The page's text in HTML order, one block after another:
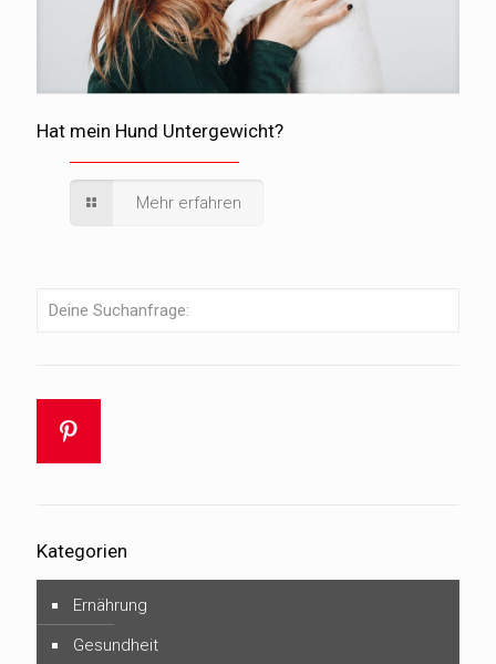
Hat mein Hund Untergewicht?
Mehr erfahren
Kategorien
Ernährung
Gesundheit